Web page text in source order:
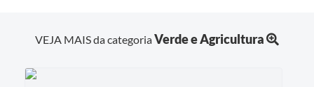
VEJA MAIS da categoriaVerde e Agricultura